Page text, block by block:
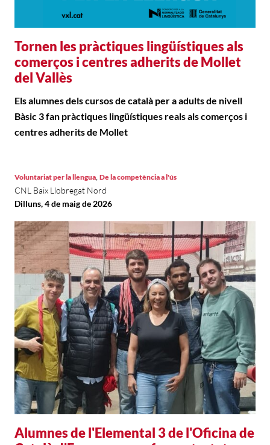
Tornen les pràctiques lingüístiques als
comerços i centres adherits de Mollet
del Vallès
Els alumnes dels cursos de català per a adults de nivell
Bàsic 3 fan pràctiques lingüístiques reals als comerços i
centres adherits de Mollet
Alumnes de l'Elemental 3 de l'Oficina de
Voluntariat per la llengua, De la competència a l'ús
CNL Baix Llobregat Nord
Dilluns, 4 de maig de 2026